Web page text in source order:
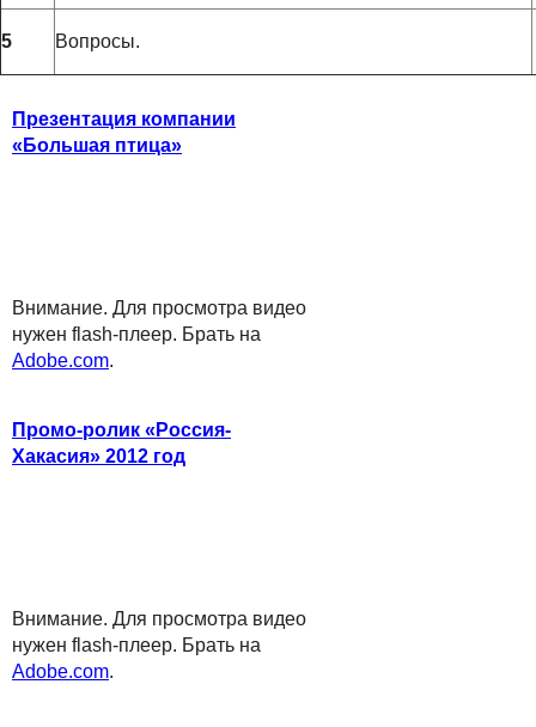
5 Вопросы.
Презентация компании
«Большая птица»
Внимание. Для просмотра видео
нужен flash-плеер. Брать на
Adobe.com.
Промо-ролик «Россия-
Хакасия» 2012 год
Внимание. Для просмотра видео
нужен flash-плеер. Брать на
Adobe.com.